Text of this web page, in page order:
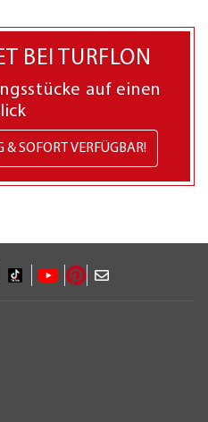
BEI TURFLON
auf einen
& SOFORT VERFÜGBAR!